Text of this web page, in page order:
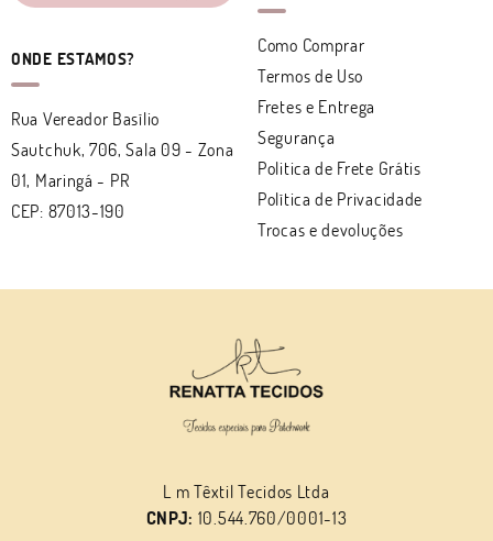
ONDE ESTAMOS?
Rua Vereador Basílio
Sautchuk, 706, Sala 09 - Zona
01, Maringá - PR
CEP: 87013-190
Como Comprar
Termos de Uso
Fretes e Entrega
Segurança
Politica de Frete Grátis
Política de Privacidade
Trocas e devoluções
L m Têxtil Tecidos Ltda
CNPJ: 10.544.760/0001-13